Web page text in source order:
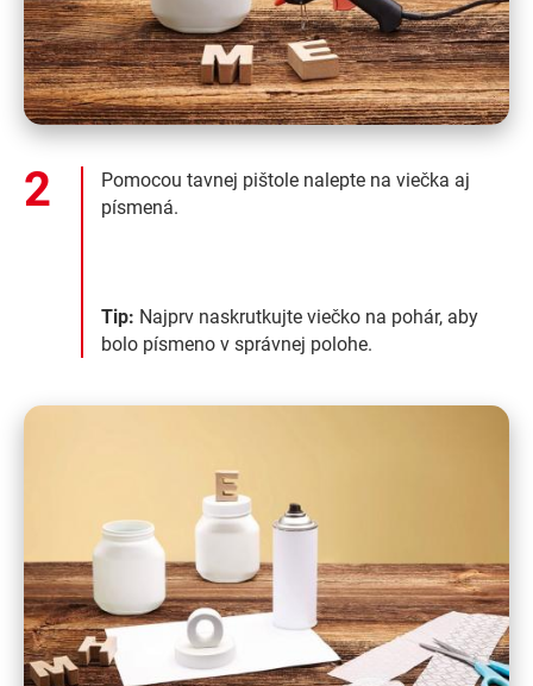
Pomocou tavnej pištole nalepte na viečka aj
písmená.
Tip: Najprv naskrutkujte viečko na pohár, aby
bolo písmeno v správnej polohe.